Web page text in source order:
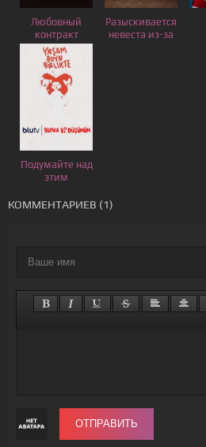
Любовный
контракт
Разыскивается
невеста из-за
Подумайте над
этим
КОММЕНТАРИЕВ (1)
ОТПРАВИТЬ